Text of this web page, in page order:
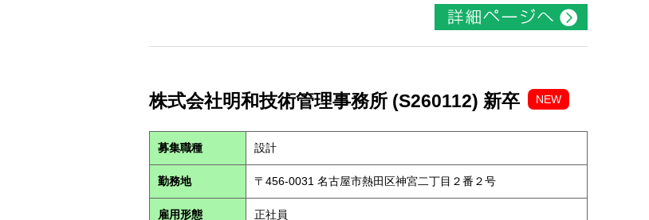
株式会社明和技術管理事務所 (S260112) 新卒 NEW
募集職種 設計
勤務地 〒456-0031 名古屋市熱田区神宮二丁目２番２号
雇用形態 正社員